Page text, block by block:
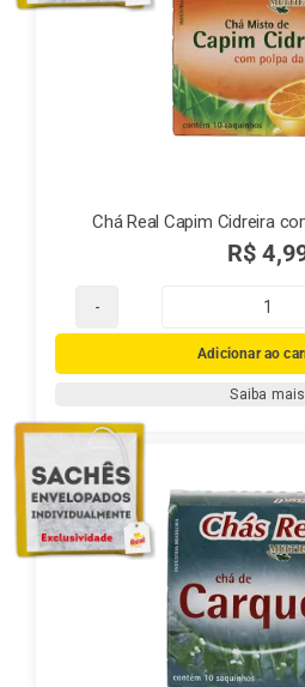
Chá Real Capim Cidreira
R$
Chá
Real
de
Adicionar ao
Saiba mais